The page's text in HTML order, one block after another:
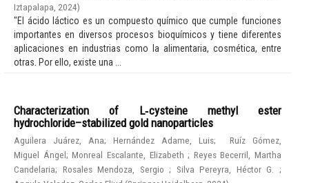
Iztapalapa 2024)
"El ácido láctico es un compuesto químico que cumple funciones
importantes en diversos procesos bioquímicos y tiene diferentes
aplicaciones en industrias como la alimentaria, cosmética, entre
otras. Por ello, existe una ...
Characterization of L‑cysteine methyl ester
hydrochloride–stabilized gold nanoparticles
Aguilera Juárez, Ana; Hernández Adame, Luis;
Ruíz Gómez,
Miguel Ángel;Monreal Escalante, Elizabeth; Reyes Becerril, Martha
Candelaria; Rosales Mendoza, Sergio; Silva Pereyra, Héctor G.;